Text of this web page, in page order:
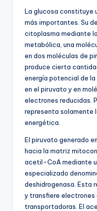
La glucosa constituye
más importantes. Su
citoplasma mediante
metabólica, una
en dos moléculas de
produce cierta
energía potencial de
en el piruvato y en
electrones reducidas.
representa solamente
energética.
El piruvato generado
hacia la matriz
acetil-CoA mediante
especializado
deshidrogenasa. Esta
y transfiere electrones
transportadoras. El